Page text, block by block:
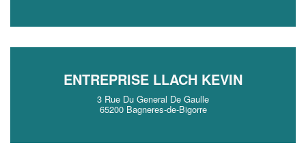
ENTREPRISE LLACH KEVIN
3 Rue Du General De Gaulle
65200 Bagneres-de-Bigorre